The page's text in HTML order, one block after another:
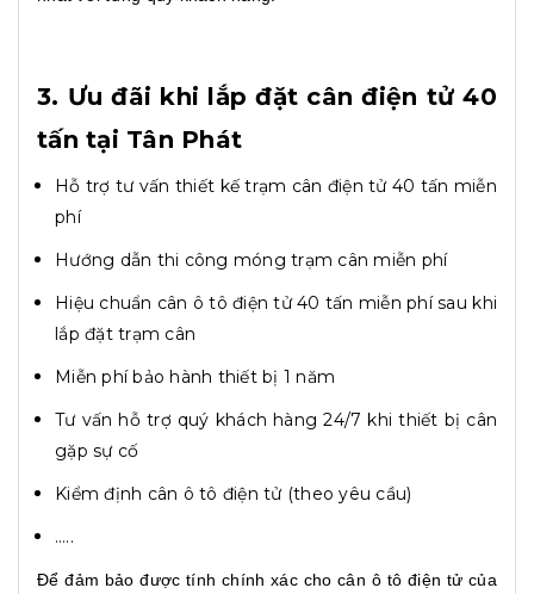
3. Ưu đãi khi lắp đặt cân điện tử 40
tấn tại Tân Phát
Hỗ trợ tư vấn thiết kế trạm cân điện tử 40 tấn miễn
phí
Hướng dẫn thi công móng trạm cân miễn phí
Hiệu chuẩn cân ô tô điện tử 40 tấn miễn phí sau khi
lắp đặt trạm cân
Miễn phí bảo hành thiết bị 1 năm
Tư vấn hỗ trợ quý khách hàng 24/7 khi thiết bị cân
gặp sự cố
Kiểm định cân ô tô điện tử (theo yêu cầu)
…..
Để đảm bảo được tính chính xác cho cân ô tô điện tử của